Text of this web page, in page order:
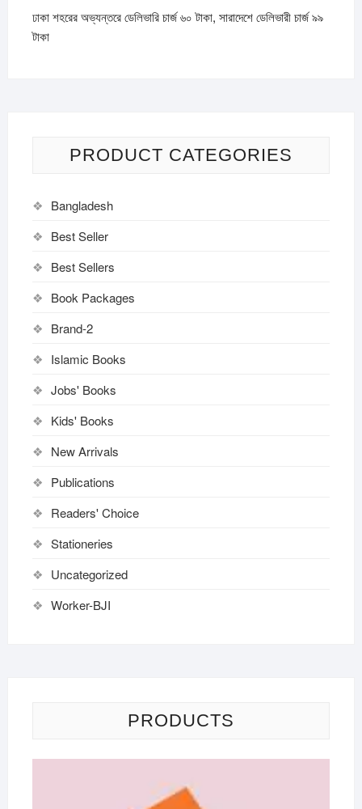
ঢাকা শহরের অভ্যন্তরে ডেলিভারি চার্জ ৬০ টাকা, সারাদেশে ডেলিভারী চার্জ ৯৯
টাকা
PRODUCT CATEGORIES
Bangladesh
Best Seller
Best Sellers
Book Packages
Brand-2
Islamic Books
Jobs' Books
Kids' Books
New Arrivals
Publications
Readers' Choice
Stationeries
Uncategorized
Worker-BJI
PRODUCTS